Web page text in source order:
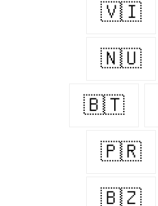
🇻🇮
🇳🇺
🇧🇹
🇵🇷
🇧🇿